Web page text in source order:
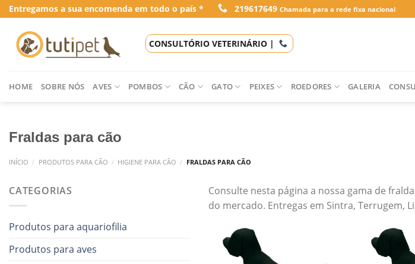
Skip
to
content
Entregamos a sua encomenda em todo o país * 219617649 Chamada para a rede fixa nacional
CONSULTÓRIO VETERINÁRIO |
HOME SOBRE NÓS AVES POMBOS CÃO GATO PEIXES ROEDORES GALERIA
Fraldas para cão
INÍCIO / PRODUTOS PARA CÃO / HIGIENE PARA CÃO / FRALDAS PARA CÃO
CATEGORIAS
Produtos para aquariofilia
Produtos para aves
Consulte nesta página a nossa gama de
do mercado. Entregas em Sintra, Terrugem,